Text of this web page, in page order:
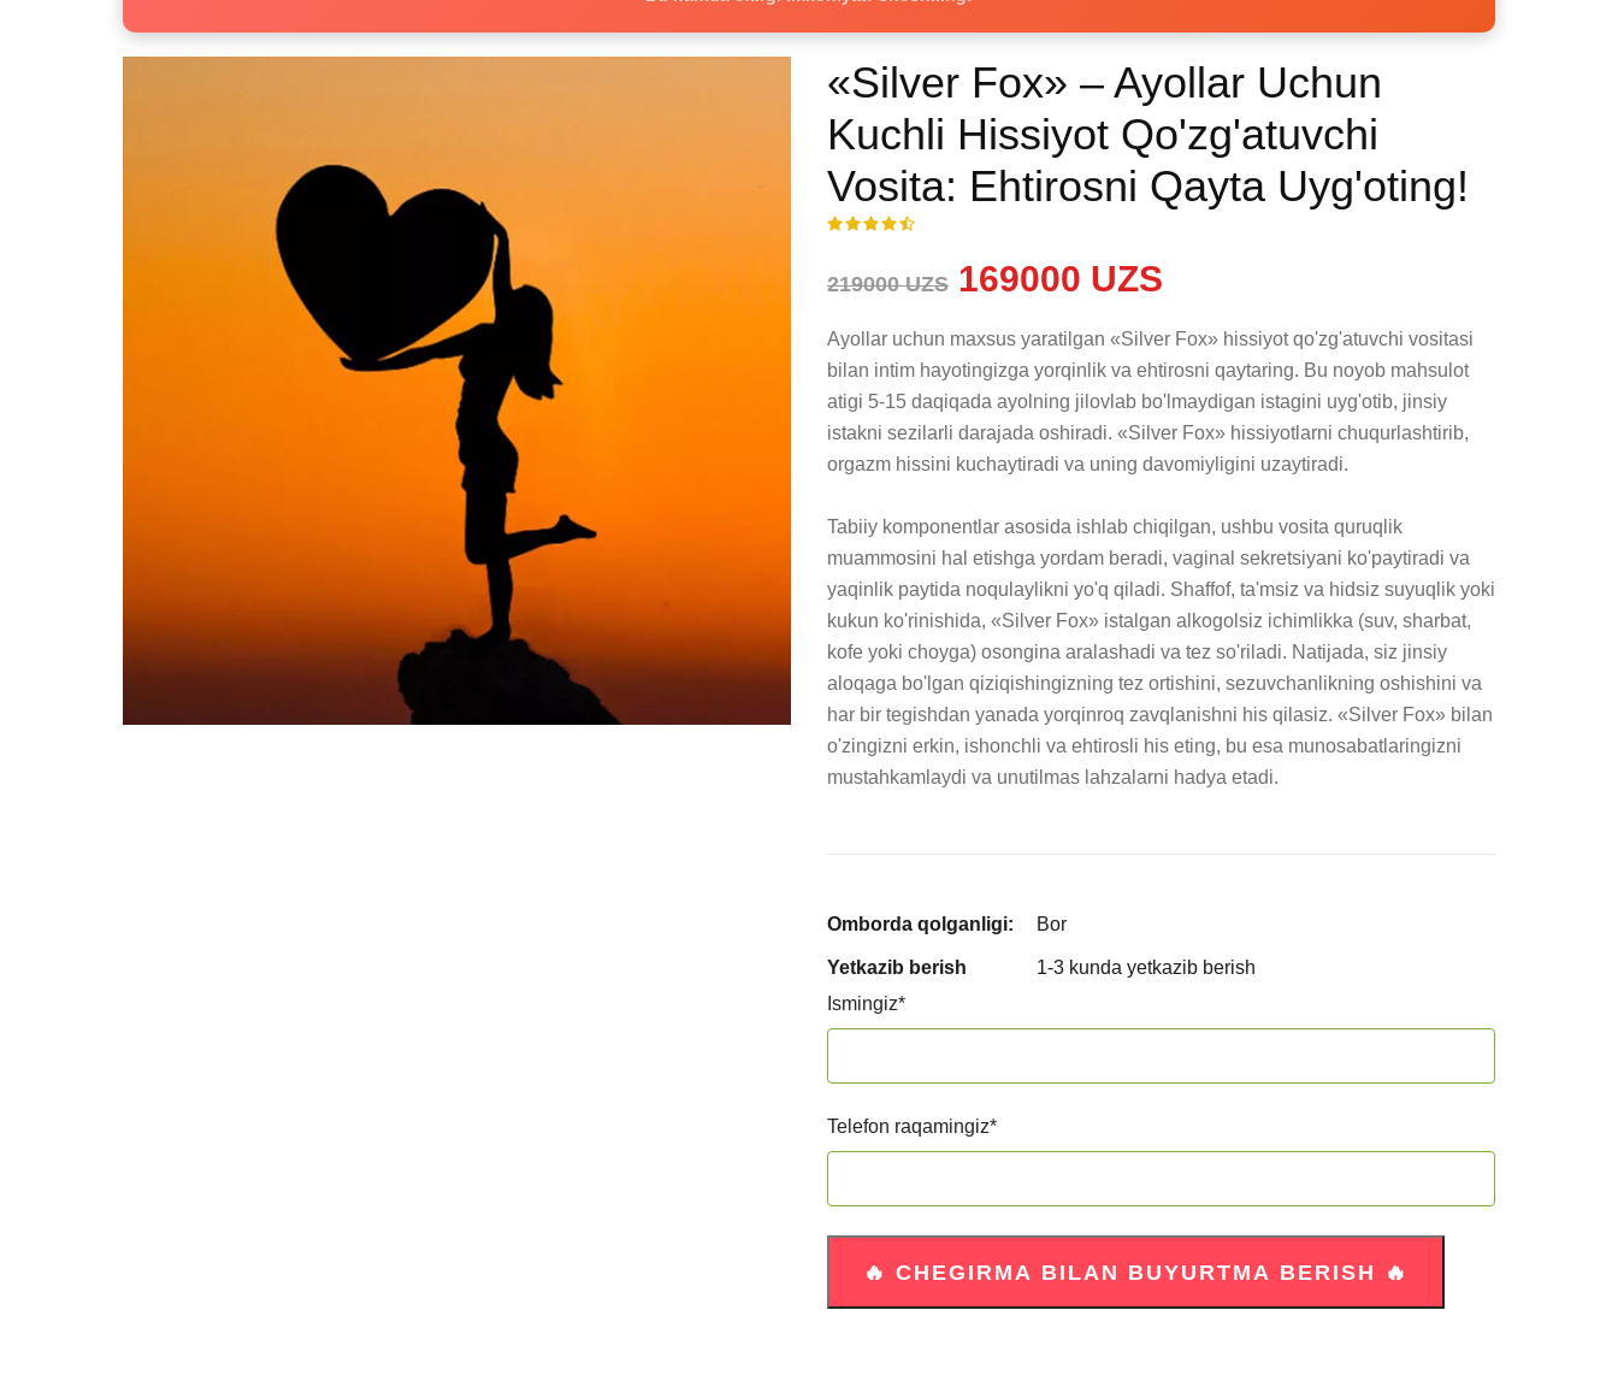
«Silver Fox» – Ayollar Uchun
Kuchli Hissiyot Qo'zg'atuvchi
Vosita: Ehtirosni Qayta Uyg'oting!
219000 UZS 169000 UZS
Ayollar uchun maxsus yaratilgan «Silver Fox» hissiyot qo'zg'atuvchi vositasi
bilan intim hayotingizga yorqinlik va ehtirosni qaytaring. Bu noyob mahsulot
atigi 5-15 daqiqada ayolning jilovlab bo'lmaydigan istagini uyg'otib, jinsiy
istakni sezilarli darajada oshiradi. «Silver Fox» hissiyotlarni chuqurlashtirib,
orgazm hissini kuchaytiradi va uning davomiyligini uzaytiradi.
Tabiiy komponentlar asosida ishlab chiqilgan, ushbu vosita quruqlik
muammosini hal etishga yordam beradi, vaginal sekretsiyani ko'paytiradi va
yaqinlik paytida noqulaylikni yo'q qiladi. Shaffof, ta'msiz va hidsiz suyuqlik yoki
kukun ko'rinishida, «Silver Fox» istalgan alkogolsiz ichimlikka (suv, sharbat,
kofe yoki choyga) osongina aralashadi va tez so'riladi. Natijada, siz jinsiy
aloqaga bo'lgan qiziqishingizning tez ortishini, sezuvchanlikning oshishini va
har bir tegishdan yanada yorqinroq zavqlanishni his qilasiz. «Silver Fox» bilan
o'zingizni erkin, ishonchli va ehtirosli his eting, bu esa munosabatlaringizni
mustahkamlaydi va unutilmas lahzalarni hadya etadi.
Omborda qolganligi: Bor
Yetkazib berish
1-3 kunda yetkazib berish
Ismingiz*
Telefon raqamingiz*